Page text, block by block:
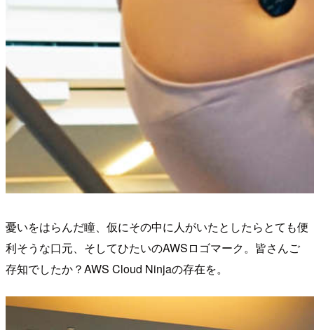
憂いをはらんだ瞳、仮にその中に人がいたとしたらとても便
利そうな口元、そしてひたいのAWSロゴマーク。皆さんご
存知でしたか？AWS Cloud Ninjaの存在を。